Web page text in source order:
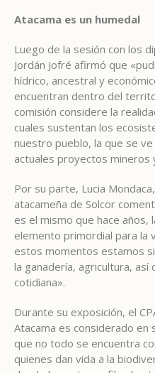
Atacama es un humedal
Luego de la sesión con los
Jordán Jofré afirmó que
hídrico, ancestral y
encuentran dentro del
comisión considere la
cuales sustentan los
nuestro pueblo, la que se
actuales proyectos
Por su parte, Lucia
atacameña de Solcor
es el mismo que hace años,
elemento primordial para la
estos momentos estamos
la ganadería, agricultura, así
cotidiana».
Durante su exposición, el
Atacama es considerado en
que no todo se encuentra
quienes dan vida a la